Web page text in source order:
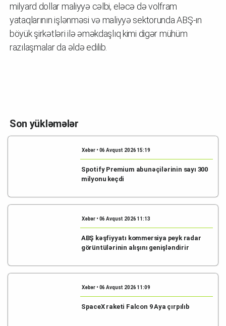
milyard dollar maliyyə cəlbi, eləcə də volfram
yataqlarının işlənməsi və maliyyə sektorunda ABŞ-ın
böyük şirkətləri ilə əməkdaşlıq kimi digər mühüm
razılaşmalar da əldə edilib.
Son yükləmələr
Xəbər • 06 Avqust 2026 15:19
Spotify Premium abunəçilərinin sayı 300
milyonu keçdi
Xəbər • 06 Avqust 2026 11:13
ABŞ kəşfiyyatı kommersiya peyk radar
görüntülərinin alışını genişləndirir
Xəbər • 06 Avqust 2026 11:09
SpaceX raketi Falcon 9 Aya çırpılıb